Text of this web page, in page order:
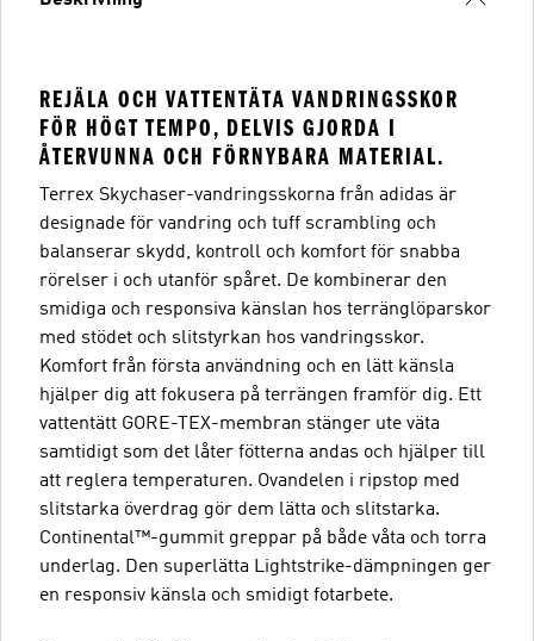
REJÄLA OCH VATTENTÄTA VANDRINGSSKOR
FÖR HÖGT TEMPO, DELVIS GJORDA I
ÅTERVUNNA OCH FÖRNYBARA MATERIAL.
Terrex Skychaser-vandringsskorna från adidas är
designade för vandring och tuff scrambling och
balanserar skydd, kontroll och komfort för snabba
rörelser i och utanför spåret. De kombinerar den
smidiga och responsiva känslan hos terränglöparskor
med stödet och slitstyrkan hos vandringsskor.
Komfort från första användning och en lätt känsla
hjälper dig att fokusera på terrängen framför dig. Ett
vattentätt GORE-TEX-membran stänger ute väta
samtidigt som det låter fötterna andas och hjälper till
att reglera temperaturen. Ovandelen i ripstop med
slitstarka överdrag gör dem lätta och slitstarka.
Continental™-gummit greppar på både våta och torra
underlag. Den superlätta Lightstrike-dämpningen ger
en responsiv känsla och smidigt fotarbete.